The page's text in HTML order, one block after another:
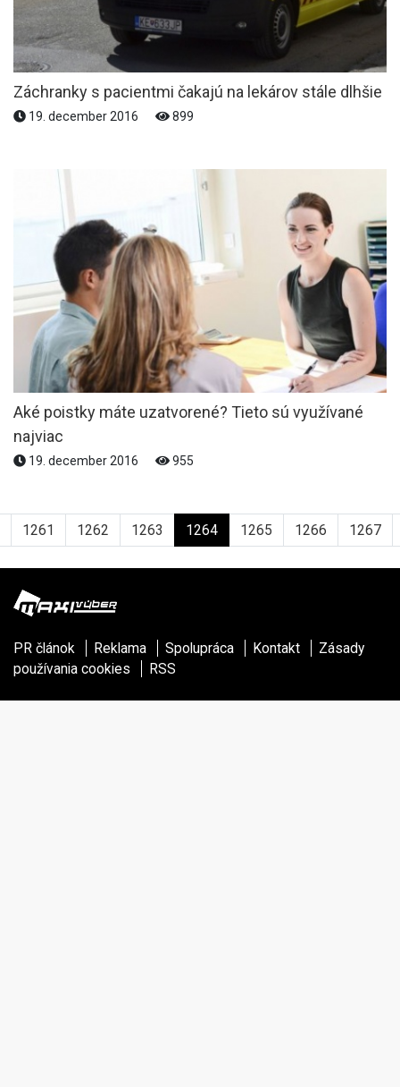
Záchranky s pacientmi čakajú na lekárov stále dlhšie
19. december 2016 899
Aké poistky máte uzatvorené? Tieto sú využívané
najviac
19. december 2016 955
1261 1262 1263 1264 1265 1266 1267
PR článok Reklama Spolupráca Kontakt
Zásady
používania cookies
RSS